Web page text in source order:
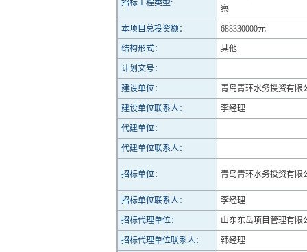
招标工程类型:
察
本项目总投资额： 688330000元
结构形式： 其他
计划文号：
建设单位： 青岛青环水务投资有限
建设单位联系人： 李经理
代建单位：
代建单位联系人：
招标单位： 青岛青环水务投资有限
招标单位联系人： 李经理
招标代理单位： 山东东岳项目管理有限
招标代理单位联系人： 韩经理